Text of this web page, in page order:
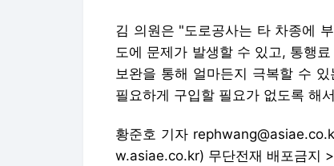
김 의원은 "도로공사는 타 차종에
도에 문제가 발생할 수 있고, 통행
보완을 통해 얼마든지 극복할 수
필요하게 구입할 필요가 없도록 해
황준호 기자
w.asiae.co.kr) 무단전재 배포금지 >